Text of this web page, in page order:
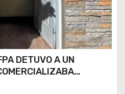
DETUVO A UN